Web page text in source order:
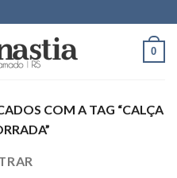
0
COM A TAG “CALÇA